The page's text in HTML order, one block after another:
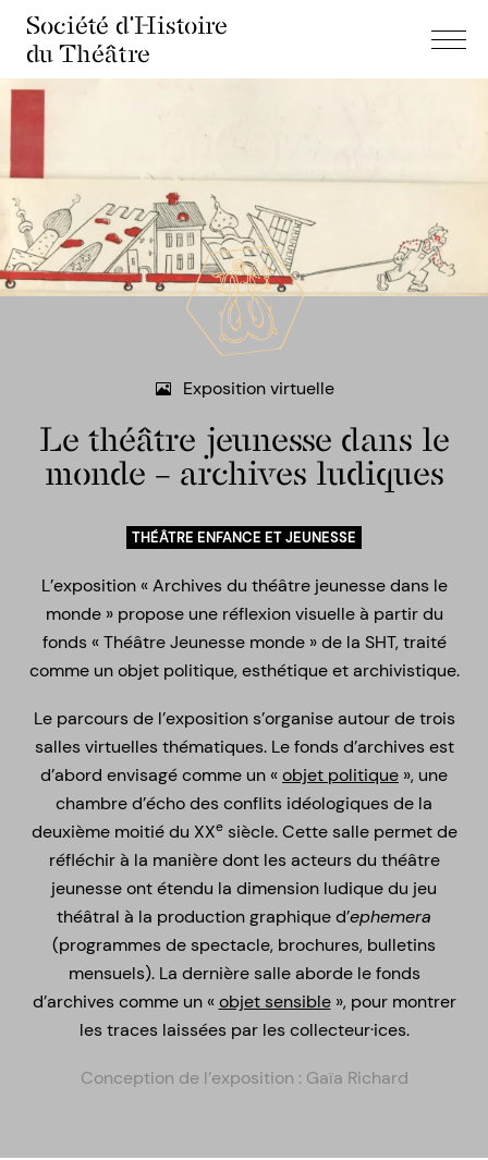
Société d'Histoire
du Théâtre
Exposition virtuelle
Le théâtre jeunesse dans le
monde – archives ludiques
THÉÂTRE ENFANCE ET JEUNESSE
L’exposition « Archives du théâtre jeunesse dans le
monde » propose une réflexion visuelle à partir du
fonds « Théâtre Jeunesse monde » de la SHT, traité
comme un objet politique, esthétique et archivistique.
Le parcours de l’exposition s’organise autour de trois
salles virtuelles thématiques. Le fonds d’archives est
d’abord envisagé comme un «objet politique », une
chambre d’écho des conflits idéologiques de la
deuxième moitié du XXesiècle. Cette salle permet de
réfléchir à la manière dont les acteurs du théâtre
jeunesse ont étendu la dimension ludique du jeu
théâtral à la production graphique d’ephemera
(programmes de spectacle, brochures, bulletins
mensuels). La dernière salle aborde le fonds
d’archives comme un «objet sensible», pour montrer
les traces laissées par les collecteur·ices.
Conception de l’exposition : Gaïa Richard